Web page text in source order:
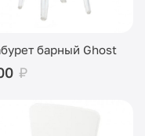
барный Ghost
₽